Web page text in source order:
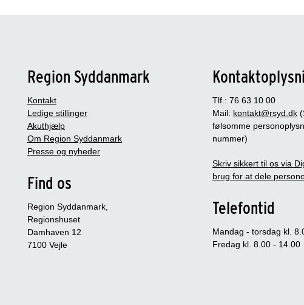
Region Syddanmark
Kontakt
Ledige stillinger
Akuthjælp
Om Region Syddanmark
Presse og nyheder
Find os
Region Syddanmark,
Regionshuset
Damhaven 12
7100 Vejle
Tlf.: 76 63 10 00
Mail: kontakt@rsyd.dk
følsomme
nummer)
Skriv sikkert til os via
brug for at dele
Telefontid
Mandag - torsdag kl.
Fredag kl. 8.00 - 14.00